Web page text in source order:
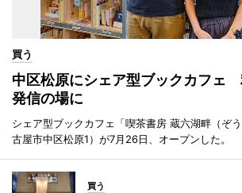
買う
中区松原にシェア型ブックカフェ
発信の場に
シェア型ブックカフェ「喫茶書房 蔵六湖畔（ぞ
古屋市中区松原1）が7月26日、オープンした。
買う